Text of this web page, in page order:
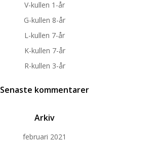
V-kullen 1-år
G-kullen 8-år
L-kullen 7-år
K-kullen 7-år
R-kullen 3-år
Senaste kommentarer
Arkiv
februari 2021